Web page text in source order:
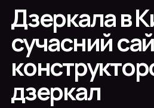
Дзеркала в
сучасний
дзеркал